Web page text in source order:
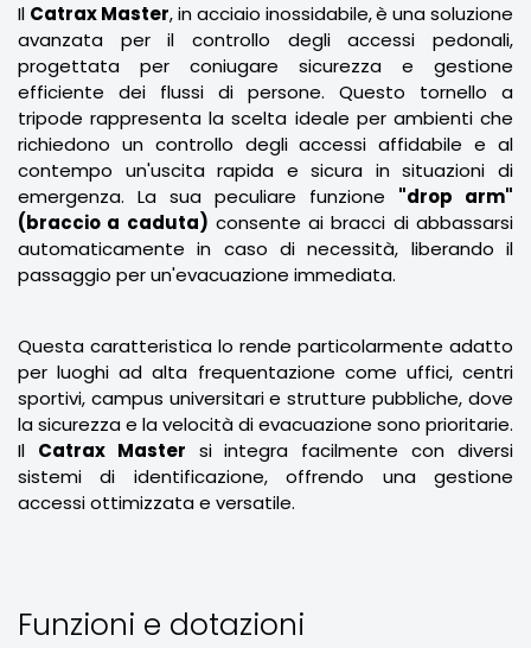
Il Catrax Master, in acciaio inossidabile,è una soluzione
avanzata per il controllo degli accessi pedonali,
progettata per coniugare sicurezza e gestione
efficiente dei flussi di persone. Questo tornello a
tripode rappresenta la scelta ideale per ambienti che
richiedono un controllo degli accessi affidabile e al
contempo un'uscita rapida e sicura in situazioni di
emergenza. La sua peculiare funzione "drop arm"
(braccio a caduta) consente ai bracci di abbassarsi
automaticamente in caso di necessità, liberando il
passaggio per un'evacuazione immediata.
Questa caratteristica lo rende particolarmente adatto
per luoghi ad alta frequentazione come uffici, centri
sportivi, campus universitari e strutture pubbliche, dove
la sicurezza e la velocità di evacuazione sono prioritarie.
Il Catrax Master si integra facilmente con diversi
sistemi di identificazione, offrendo una gestione
accessi ottimizzata e versatile.
Funzioni e dotazioni